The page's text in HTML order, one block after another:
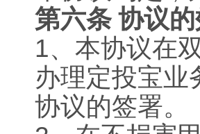
第六条 协议
1、本协议在
办理定投宝业
协议的签署。